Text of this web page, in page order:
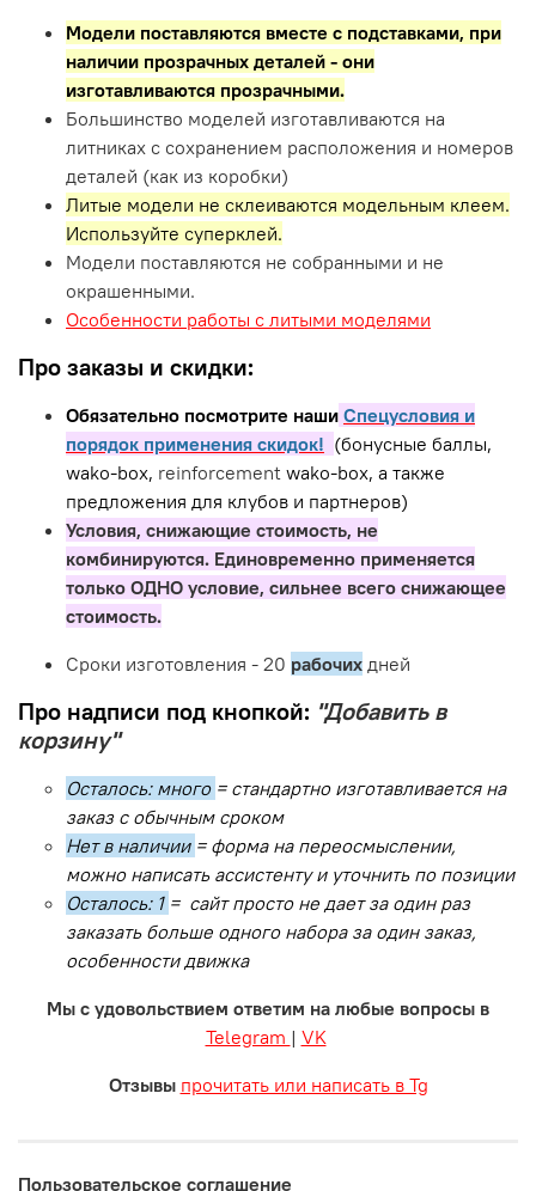
Модели поставляются вместе с подставками, при
наличии прозрачных деталей - они
изготавливаются прозрачными.
Большинство моделей изготавливаются на
литниках с сохранением расположения и номеров
деталей (как из коробки)
Литые модели не склеиваются модельным клеем.
Используйте суперклей.
Модели поставляются не собранными и не
окрашенными.
Особенности работы с литыми моделями
Про заказы и скидки:
Обязательно посмотрите наши Спецусловия и
порядок применения скидок! (бонусные баллы,
wako-box, reinforcement wako-box, а также
предложения для клубов и партнеров)
Условия, снижающие стоимость, не
комбинируются. Единовременно применяется
только ОДНО условие, сильнее всего снижающее
стоимость.
Сроки изготовления - 20 рабочих дней
Про надписи под кнопкой: "Добавить в
корзину"
Осталось: много = стандартно изготавливается на
заказ с обычным сроком
Нет в наличии = форма на переосмыслении,
можно написать ассистенту и уточнить по позиции
Осталось: 1 = сайт просто не дает за один раз
заказать больше одного набора за один заказ,
особенности движка
Мы с удовольствием ответим на любые вопросы в
Telegram | VK
Отзывы прочитать или написать в Tg
Пользовательское соглашение